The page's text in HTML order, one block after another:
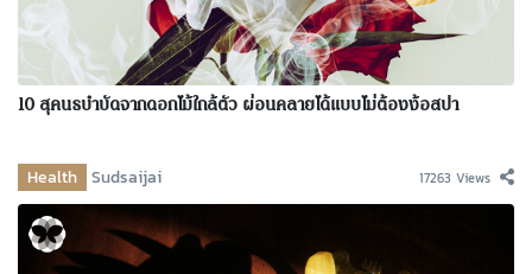
10 สุคนธบำบัดจากดอกไม้ใกล้ตัว ผ่อนคลายได้แบบไม่ต้องง้อสปา
Health Sudsaijai 17263 Views